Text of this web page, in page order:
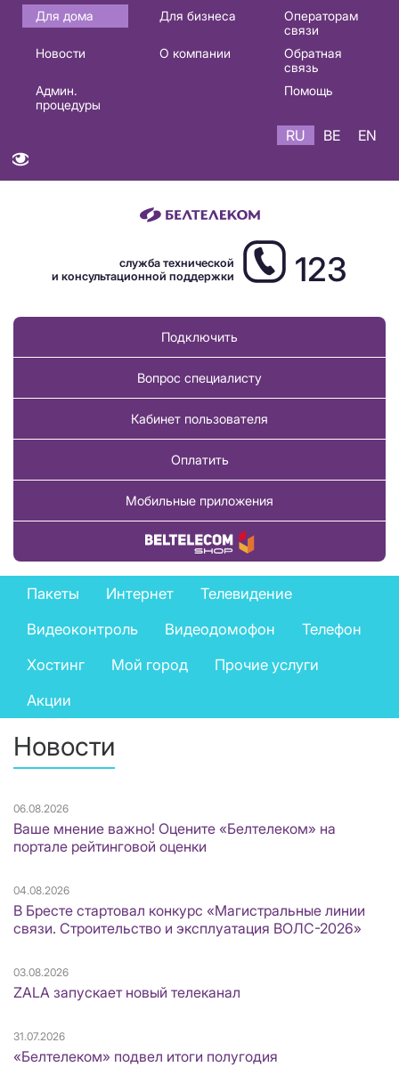
Основная
навигация
Для дома Для бизнеса
Операторам
связи
Новости
О компании
Обратная
связь
Админ.
процедуры
Помощь
RU BE EN
служба технической
и консультационной поддержки
123
Подключить
Вопрос специалисту
Кабинет пользователя
Оплатить
Мобильные приложения
Купить товар
Private
services
menu
Пакеты Интернет
Телевидение
Видеоконтроль
Видеодомофон
Телефон
Хостинг
Мой город
Прочие услуги
Акции
Новости
06.08.2026
Ваше мнение важно! Оцените «Белтелеком» на
портале рейтинговой оценки
04.08.2026
В Бресте стартовал конкурс «Магистральные линии
связи. Строительство и эксплуатация ВОЛС-2026»
03.08.2026
ZALA запускает новый телеканал
31.07.2026
«Белтелеком» подвел итоги полугодия